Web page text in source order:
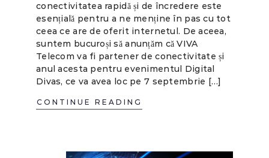
conectivitatea rapidă și de încredere este
esențială pentru a ne menține în pas cu tot
ceea ce are de oferit internetul. De aceea,
suntem bucuroși să anunțăm că VIVA
Telecom va fi partener de conectivitate și
anul acesta pentru evenimentul Digital
Divas, ce va avea loc pe 7 septembrie […]
CONTINUE READING